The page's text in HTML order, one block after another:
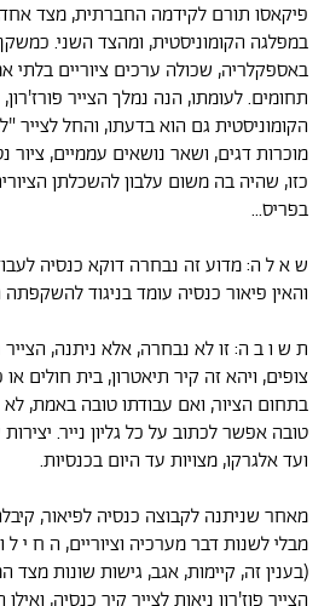
פיקאסו תורם לקידמה החברתית, מצד
במפלגה הקומוניסטית, ומהצד השני.
באספקלריה, שכולה ערכים ציוריים בלתי
תחומים. לעומתו, הנה נמלך הצייר
הקומוניסטית גם הוא בדעתו, והחל לצייר
מוכרות דגים, ושאר נושאים עממיים, ציור
כזו, שהיה בה משום עלבון להשכלתן
בפריס...
ש א ל ה: מדוע זה נבחרה דוקא כנסיה
והאין פיאור כנסיה עומד בניגוד להשקפתה
ת ש ו ב ה: זו לא נבחרה, אלא ניתנה,
צופים, ויהא זה קיר תיאטרון, בית חולים
בתחום הציור, ואם עבודתו טובה באמת,
טובה אפשר לכתוב על כל גליון נייר.
ועד אלגרקו, מצויות עד היום בכנסיות.
מאחר שניתנה לקבוצה כנסיה לפיאור,
מבלי לשנות דבר מערכיה וציוריים, ה ח י
(בענין זה, קיימות, אגב, גישות שונות